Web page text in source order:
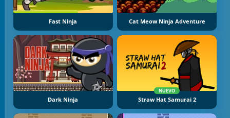
Fast Ninja Cat Meow Ninja Adventure
Dark Ninja
NUEVO
Straw Hat Samurai 2